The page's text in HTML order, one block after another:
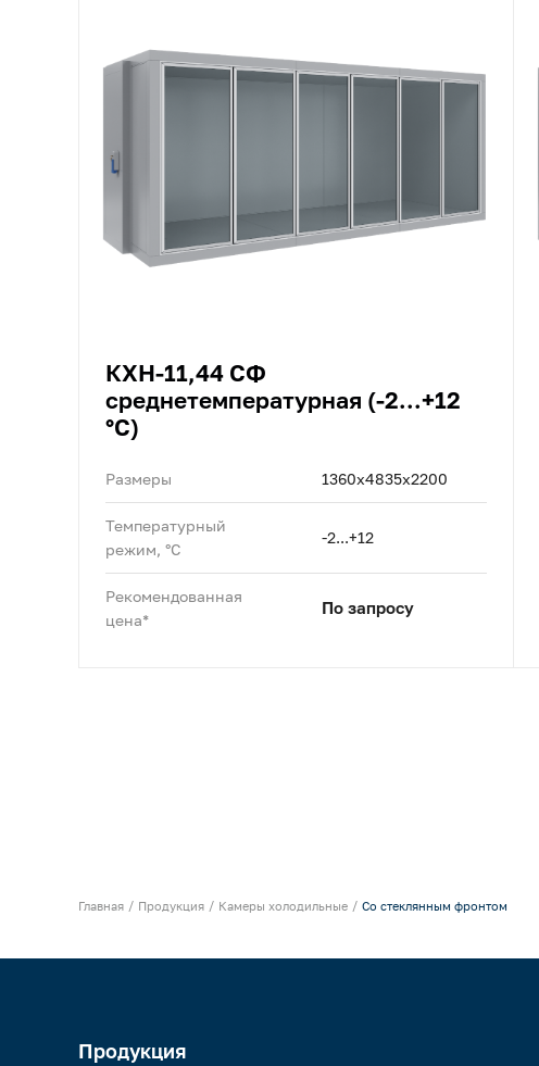
КХН-11,44 СФ
среднетемпературная (-2...+12
°C)
Размеры 1360x4835x2200
Температурный
режим, °C
-2...+12
Рекомендованная
цена*
По запросу
Главная Продукция Камеры холодильные Со стеклянным фронтом
Продукция